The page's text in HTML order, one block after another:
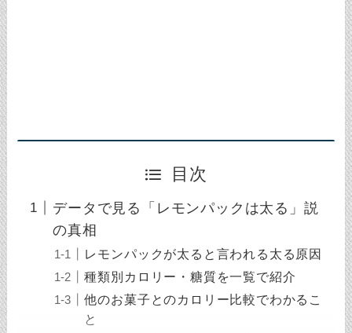
目次
データで見る「レモンパックは太る」説
の真相
レモンパックが太ると言われる太る原因
種類別カロリー・糖質を一覧で紹介
他のお菓子とのカロリー比較でわかるこ
と